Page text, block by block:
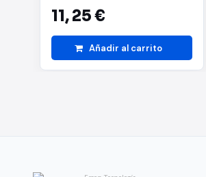
11,25 €
Añadir al carrito